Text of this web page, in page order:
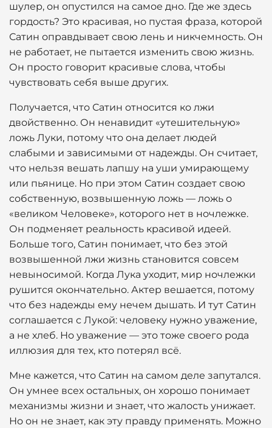
шулер, он опустился на самое дно. Где же здесь
гордость? Это красивая, но пустая фраза, которой
Сатин оправдывает свою лень и никчемность. Он
не работает, не пытается изменить свою жизнь.
Он просто говорит красивые слова, чтобы
чувствовать себя выше других.
Получается, что Сатин относится ко лжи
двойственно. Он ненавидит «утешительную»
ложь Луки, потому что она делает людей
слабыми и зависимыми от надежды. Он считает,
что нельзя вешать лапшу на уши умирающему
или пьянице. Но при этом Сатин создает свою
собственную, возвышенную ложь — ложь о
«великом Человеке», которого нет в ночлежке.
Он подменяет реальность красивой идеей.
Больше того, Сатин понимает, что без этой
возвышенной лжи жизнь становится совсем
невыносимой. Когда Лука уходит, мир ночлежки
рушится окончательно. Актер вешается, потому
что без надежды ему нечем дышать. И тут Сатин
соглашается с Лукой: человеку нужно уважение,
а не хлеб. Но уважение — это тоже своего рода
иллюзия для тех, кто потерял всё.
Мне кажется, что Сатин на самом деле запутался.
Он умнее всех остальных, он хорошо понимает
механизмы жизни и знает, что жалость унижает.
Но он не знает, как эту правду применять. Можно